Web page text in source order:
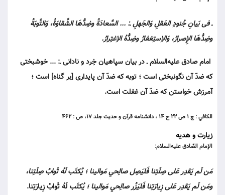
ـ فى بَيانِ جُنودِ العَقلِ وَالجَهلِ ـ: ... السَّعادَةُ وضِدُّهَا الشَّقاوَةُ، وَالتَّوبَةُ
وضِدُّهَا الإِصرارُ، وَالاِستِغفارُ وضِدُّهُ الاِغتِرارُ.
امام صادق عليه‌السلام ـ در بيان سپاهيان خِرد و نادانى ـ: ... خوش‏بختى
كه ضدّ آن نگون‏بختى است ؛ توبه كه ضدّ آن پايدارى [بر گناه] است ؛
آمرزش خواستن كه ضدّ آن غفلت است.
الكافي : ج ۱ ص ۲۲ ح ۱۴ ، دانشنامه قرآن و حديث جلد ۱۷، ص : ۴۶۲
زیارت و هدیه
الإمام الصّادق عليه‌السلام:
مَن لَم يَقدِر عَلى صِلَتِنا فَليَصِل صالِحي مَوالينا ؛ يُكتَب لَهُ ثَوابُ صِلَتِنا،
ومَن لَم يَقدِر عَلى زِيارَتِنا فَليَزُر صالِحي مَوالينا ؛ يُكتَب لَهُ ثَوابُ زِيارَتِنا.